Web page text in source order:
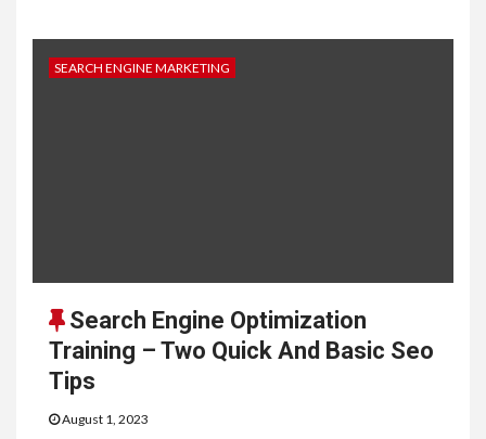
SEARCH ENGINE MARKETING
Search Engine Optimization
Training – Two Quick And Basic Seo
Tips
August 1, 2023